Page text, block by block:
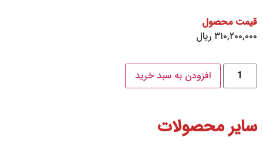
قیمت محصول
۳۱۰,۲۰۰,۰۰۰ ریال
افزودن به سبد خرید
سایر محصولات